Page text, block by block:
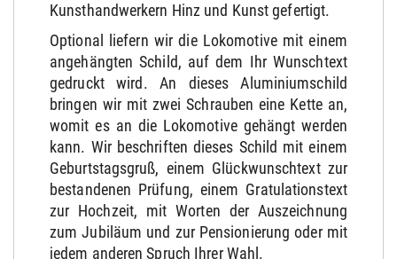
Kunsthandwerkern Hinz und Kunst gefertigt.
Optional liefern wir die Lokomotive mit einem
angehängten Schild, auf dem Ihr Wunschtext
gedruckt wird. An dieses Aluminiumschild
bringen wir mit zwei Schrauben eine Kette an,
womit es an die Lokomotive gehängt werden
kann. Wir beschriften dieses Schild mit einem
Geburtstagsgruß, einem Glückwunschtext zur
bestandenen Prüfung, einem Gratulationstext
zur Hochzeit, mit Worten der Auszeichnung
zum Jubiläum und zur Pensionierung oder mit
jedem anderen Spruch Ihrer Wahl.